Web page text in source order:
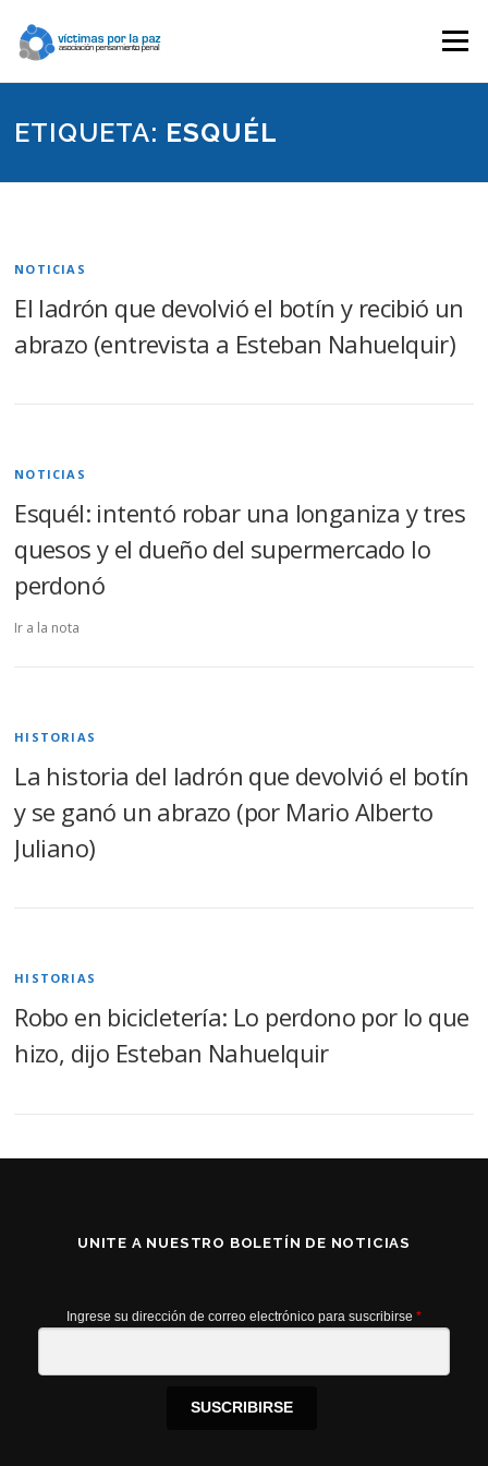
contenido
Menú
ETIQUETA: ESQUÉL
NOTICIAS
El ladrón que devolvió el botín y recibió un
abrazo (entrevista a Esteban Nahuelquir)
NOTICIAS
Esquél: intentó robar una longaniza y tres
quesos y el dueño del supermercado lo
perdonó
Ir a la nota
HISTORIAS
La historia del ladrón que devolvió el botín
y se ganó un abrazo (por Mario Alberto
Juliano)
HISTORIAS
Robo en bicicletería: Lo perdono por lo que
hizo, dijo Esteban Nahuelquir
UNITE A NUESTRO BOLETÍN DE NOTICIAS
Ingrese su dirección de correo electrónico para suscribirse *
SUSCRIBIRSE